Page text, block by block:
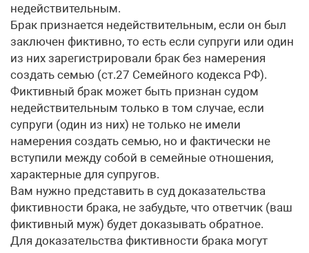
недействительным.
Брак признается недействительным, если он был
заключен фиктивно, то есть если супруги или один
из них зарегистрировали брак без намерения
создать семью (ст.27 Семейного кодекса РФ).
Фиктивный брак может быть признан судом
недействительным только в том случае, если
супруги (один из них) не только не имели
намерения создать семью, но и фактически не
вступили между собой в семейные отношения,
характерные для супругов.
Вам нужно представить в суд доказательства
фиктивности брака, не забудьте, что ответчик (ваш
фиктивный муж) будет доказывать обратное.
Для доказательства фиктивности брака могут